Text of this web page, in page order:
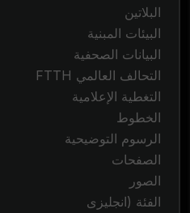
البلاتين
البيئات المبنية
البيانات الصحفية
التحالف العالمي FTTH
التغطية الإعلامية
الخطوط
الرسوم التوضيحية
الصفحات
الصور
الفئة (انجليزى